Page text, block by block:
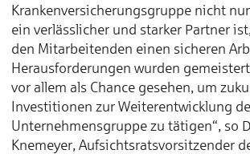
Krankenversicherungsgruppe nicht
ein verlässlicher und starker Partner
den Mitarbeitenden einen sicheren
Herausforderungen wurden
vor allem als Chance gesehen, um
Investitionen zur Weiterentwicklung
Unternehmensgruppe zu tätigen“, so
Knemeyer, Aufsichtsratsvorsitzender